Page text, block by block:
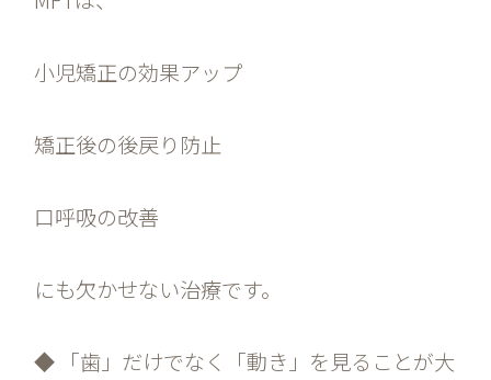
小児矯正の効果アップ
矯正後の後戻り防止
口呼吸の改善
にも欠かせない治療です。
◆ 「歯」だけでなく「動き」を見ることが大